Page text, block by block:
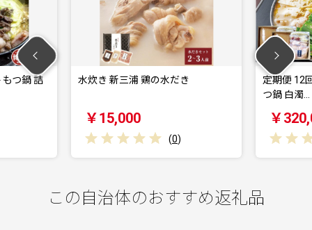
つ鍋 詰 水炊き 新三浦 鶏の水だき
￥15,000
(0)
定期便 12
つ鍋 白濁…
￥
この自治体のおすすめ返礼品